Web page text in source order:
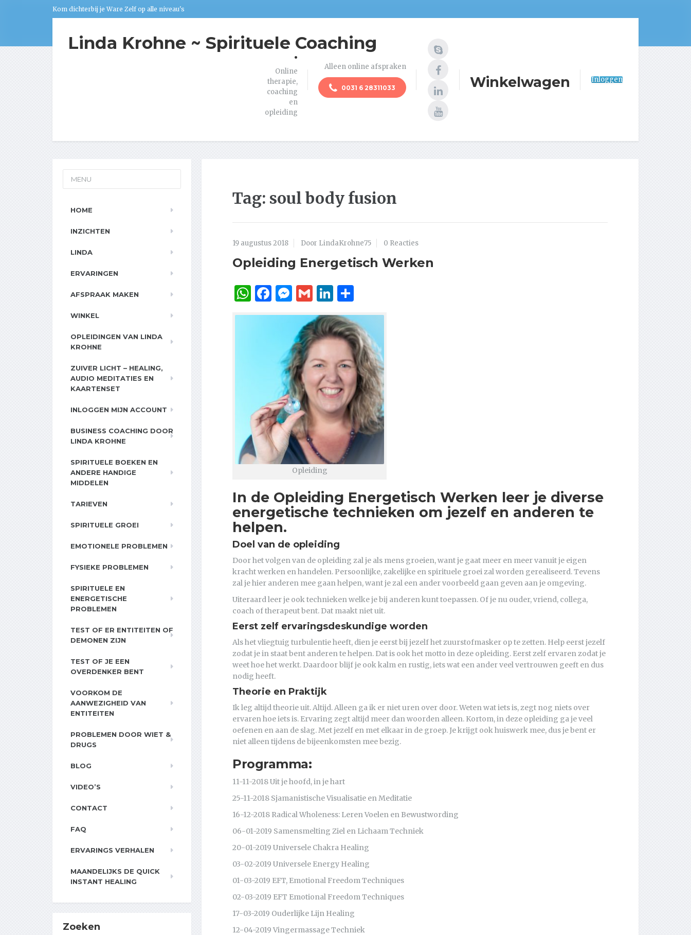
Kom dichterbij je Ware Zelf op alle niveau's
Linda Krohne ~ Spirituele Coaching
.
Online
therapie,
coaching
en
opleiding
Alleen online afspraken
0031 6 28311033 Winkelwagen Inloggen
Tag: soul body fusion
19 augustus 2018 Door LindaKrohne75 0 Reacties
Opleiding Energetisch Werken
WhatsApp
Facebook
Messenger
GmailLinkedIn
Opleiding
In de Opleiding Energetisch Werken leer je diverse
energetische technieken om jezelf en anderen te
helpen.
Doel van de opleiding
Door het volgen van de opleiding zal je als mens groeien, want je gaat meer en meer vanuit je eigen
kracht werken en handelen. Persoonlijke, zakelijke en spirituele groei zal worden gerealiseerd. Tevens
zal je hier anderen mee gaan helpen, want je zal een ander voorbeeld gaan geven aan je omgeving.
Uiteraard leer je ook technieken welke je bij anderen kunt toepassen. Of je nu ouder, vriend, collega,
coach of therapeut bent. Dat maakt niet uit.
Eerst zelf ervaringsdeskundige worden
Als het vliegtuig turbulentie heeft, dien je eerst bij jezelf het zuurstofmasker op te zetten. Help eerst jezelf
zodat je in staat bent anderen te helpen. Dat is ook het motto in deze opleiding. Eerst zelf ervaren zodat je
weet hoe het werkt. Daardoor blijf je ook kalm en rustig, iets wat een ander veel vertrouwen geeft en dus
nodig heeft.
Theorie en Praktijk
Ik leg altijd theorie uit. Altijd. Alleen ga ik er niet uren over door. Weten wat iets is, zegt nog niets over
ervaren hoe iets is. Ervaring zegt altijd meer dan woorden alleen. Kortom, in deze opleiding ga je veel
oefenen en aan de slag. Met jezelf en met elkaar in de groep. Je krijgt ook huiswerk mee, dus je bent er
niet alleen tijdens de bijeenkomsten mee bezig.
Programma:
11-11-2018 Uit je hoofd, in je hart
25-11-2018 Sjamanistische Visualisatie en Meditatie
16-12-2018 Radical Wholeness: Leren Voelen en Bewustwording
06-01-2019 Samensmelting Ziel en Lichaam Techniek
20-01-2019 Universele Chakra Healing
03-02-2019 Universele Energy Healing
01-03-2019 EFT, Emotional Freedom Techniques
02-03-2019 EFT Emotional Freedom Techniques
17-03-2019 Ouderlijke Lijn Healing
12-04-2019 Vingermassage Techniek
MENU
HOME
INZICHTEN
LINDA
ERVARINGEN
AFSPRAAK MAKEN
WINKEL
OPLEIDINGEN VAN LINDA
KROHNE
ZUIVER LICHT – HEALING,
AUDIO MEDITATIES EN
KAARTENSET
INLOGGEN MIJN ACCOUNT
BUSINESS COACHING DOOR
LINDA KROHNE
SPIRITUELE BOEKEN EN
ANDERE HANDIGE
MIDDELEN
TARIEVEN
SPIRITUELE GROEI
EMOTIONELE PROBLEMEN
FYSIEKE PROBLEMEN
SPIRITUELE EN
ENERGETISCHE
PROBLEMEN
TEST OF ER ENTITEITEN OF
DEMONEN ZIJN
TEST OF JE EEN
OVERDENKER BENT
VOORKOM DE
AANWEZIGHEID VAN
ENTITEITEN
PROBLEMEN DOOR WIET &
DRUGS
BLOG
VIDEO’S
CONTACT
FAQ
ERVARINGS VERHALEN
MAANDELIJKS DE QUICK
INSTANT HEALING
Zoeken